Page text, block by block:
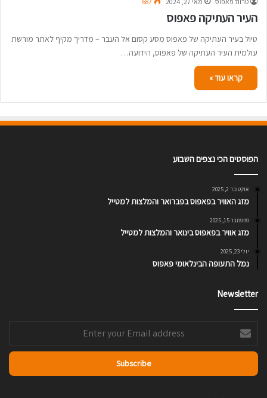
העיר העתיקה פאפוס
טיול בעיר העתיקה של פאפוס מסע קסום אל העבר – מדריך מקיף לאתר מורשת
עולמית העיר העתיקה של פאפוס, הידועה…
קראו עוד »
הפוסטים הכי נצפים השבוע
אוקטובר 2, 2025
מזג האוויר בפאפוס בפברואר והמלצות למטייל
ספטמבר 15, 2025
מזג אוויר בפאפוס בינואר והמלצות למטייל
יולי 23, 2025
נמל התעופה הבינלאומי פאפוס
Newsletter
Enter
your
Email